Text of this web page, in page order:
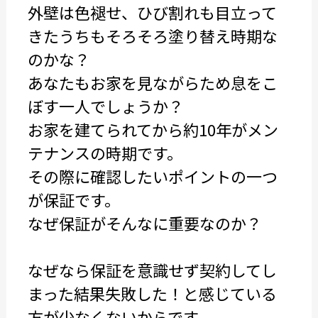
外壁は色褪せ、ひび割れも目立って
きたうちもそろそろ塗り替え時期な
のかな？
あなたもお家を見ながらため息をこ
ぼす一人でしょうか？
お家を建てられてから約10年がメン
テナンスの時期です。
その際に確認したいポイントの一つ
が保証です。
なぜ保証がそんなに重要なのか？
なぜなら保証を意識せず契約してし
まった結果失敗した！と感じている